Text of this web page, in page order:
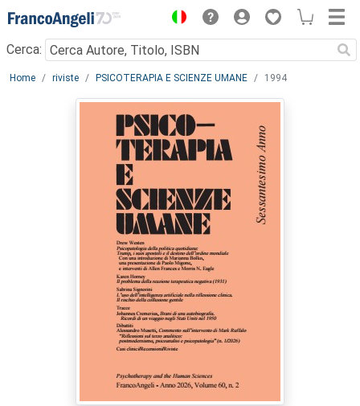
Menu
Cerca:
Main content
Home riviste PSICOTERAPIA E SCIENZE UMANE 1994